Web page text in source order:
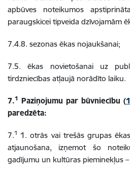
apbūves noteikumos
paraugskicei tipveida dzīvojamām
7.4.8. sezonas ēkas nojaukšanai;
7.5. ēkas novietošanai uz
tirdzniecības atļaujā norādīto laiku.
7.1 Paziņojumu par būvniecību (
paredzēta:
7.1 1. otrās vai trešās grupas
atjaunošana, izņemot šo
gadījumu un kultūras pieminekļus –